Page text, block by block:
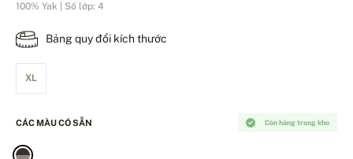
100% Yak | Số lớp: 4
Bảng quy đổi kích thước
XL
Còn hàng trong kho
CÁC MÀU CÓ SẴN